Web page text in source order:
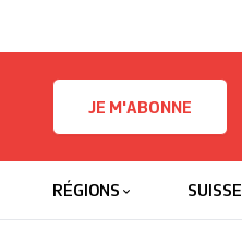
JE M'ABONNE
RÉGIONS SUISSE